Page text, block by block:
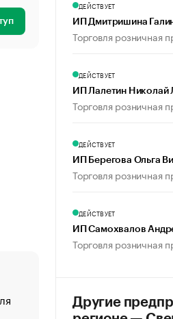
«От спорта тело стареет
создавшей GTA
ДЕЙСТВУЕТ
ИП Дмитришина
Торговля розничная
ДЕЙСТВУЕТ
ИП Лалетин Николай
Торговля розничная
ДЕЙСТВУЕТ
ИП Берегова Ольга
Торговля розничная
ДЕЙСТВУЕТ
ИП Самохвалов
Торговля розничная
Другие